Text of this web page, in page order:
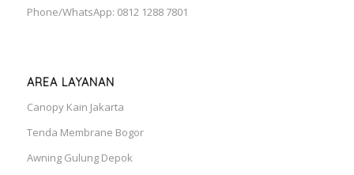
Phone/WhatsApp: 0812 1288 7801
AREA LAYANAN
Canopy Kain Jakarta
Tenda Membrane Bogor
Awning Gulung Depok